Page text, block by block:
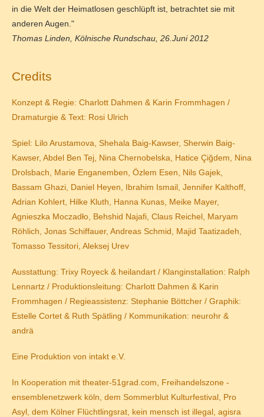
in die Welt der Heimatlosen geschlüpft ist, betrachtet sie mit
anderen Augen."
Thomas Linden, Kölnische Rundschau, 26.Juni 2012
Credits
Konzept & Regie: Charlott Dahmen & Karin Frommhagen /
Dramaturgie & Text: Rosi Ulrich
Spiel: Lilo Arustamova, Shehala Baig-Kawser, Sherwin Baig-
Kawser, Abdel Ben Tej, Nina Chernobelska, Hatice Çiğdem, Nina
Drolsbach, Marie Enganemben, Özlem Esen, Nils Gajek,
Bassam Ghazi, Daniel Heyen, Ibrahim Ismail, Jennifer Kalthoff,
Adrian Kohlert, Hilke Kluth, Hanna Kunas, Meike Mayer,
Agnieszka Moczadło, Behshid Najafi, Claus Reichel, Maryam
Röhlich, Jonas Schiffauer, Andreas Schmid, Majid Taatizadeh,
Tomasso Tessitori, Aleksej Urev
Ausstattung: Trixy Royeck & heilandart / Klanginstallation: Ralph
Lennartz / Produktionsleitung: Charlott Dahmen & Karin
Frommhagen / Regieassistenz: Stephanie Böttcher / Graphik:
Estelle Cortet & Ruth Spätling / Kommunikation: neurohr &
andrä
Eine Produktion von intakt e.V.
In Kooperation mit theater-51grad.com, Freihandelszone -
ensemblenetzwerk köln, dem Sommerblut Kulturfestival, Pro
Asyl, dem Kölner Flüchtlingsrat, kein mensch ist illegal, agisra